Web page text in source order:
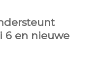
6 en nieuwe